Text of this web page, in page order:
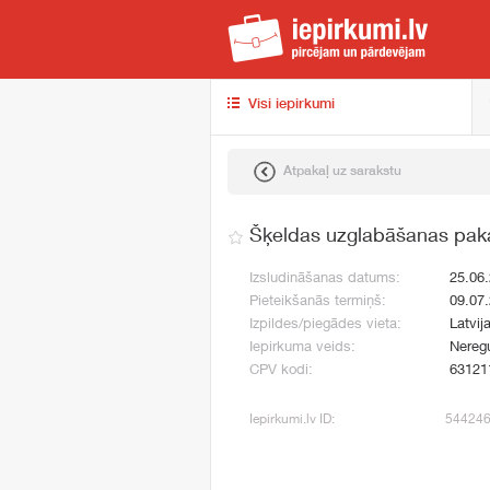
Visi iepirkumi
Atpakaļ uz sarakstu
Šķeldas uzglabāšanas
Izsludināšanas datums:
Pieteikšanās termiņš:
Izpildes/piegādes vieta:
Iepirkuma veids:
CPV kodi:
Iepirkumi.lv ID: